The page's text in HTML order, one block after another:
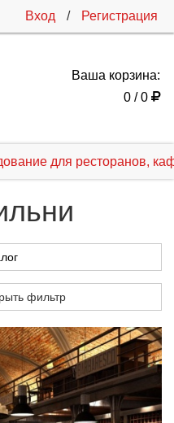
Вход / Регистрация
Ваша корзина:
0 / 0
для ресторанов,
фильтр